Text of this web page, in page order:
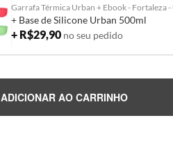
+ Base de Silicone Urban 500ml
+ R$29,90 no seu pedido
ADICIONAR AO CARRINHO